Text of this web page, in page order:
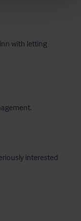
with letting
interested